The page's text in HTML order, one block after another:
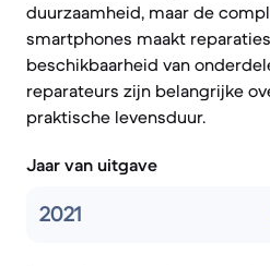
duurzaamheid, maar de
smartphones maakt
beschikbaarheid van
reparateurs zijn belangrijke
praktische levensduur.
Jaar van uitgave
2021